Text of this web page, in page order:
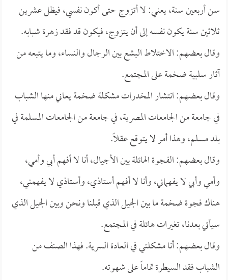
سن أربعين سنة، يعني: لا أتزوج حتى أكون نفسي، فيظل عشرين
ثلاثين سنة يكون نفسه إلى أن يتزوج، فيكون قد فقد زهرة شبابه.
وقال بعضهم: الاختلاط البشع بين الرجال والنساء، وما يتبعه من
آثار سلبية ضخمة على المجتمع.
وقال بعضهم: انتشار المخدرات مشكلة ضخمة يعاني منها الشباب
في جامعة من الجامعات المصرية، في جامعة من الجامعات المسلمة في
بلد مسلم، وهذا أمر لا يتوقع عقلاً.
وقال بعضهم: الفجوة الهائلة بين الأجيال، أنا لا أفهم أبي وأمي،
وأمي وأبي لا يفهماني، وأنا لا أفهم أستاذي، وأستاذي لا يفهمني،
هناك فجوة ضخمة ما بين الجيل الذي قبلنا ونحن وبين الجيل الذي
سيأتي بعدنا، تغيرات هائلة في المجتمع.
وقال بعضهم: أنا مشكلتي في العادة السرية. فهذا الصنف من
الشباب فقد السيطرة تماماً على شهوته.